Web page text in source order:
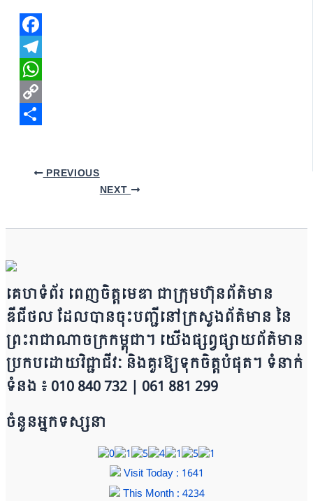
Facebook
Telegram
WhatsApp
Copy
PREVIOUS
NEXT
គេហទំព័រ ពេញចិត្តមេឌា ជា​ក្រុ​​​​​ម​​​ហ៊ុន​ព័ត៌មាន​
ឌីជីថល ដែ​លបា​ន​​ចុះបញ្ជីនៅក្រសួងព័ត៌មាន នៃ​​​​
ព្រះរាជាណាចក្រ​ក​ម្ពុជា។ យើ​ង​​​​​ផ្សព្វផ្សាយព័​ត៌​មា​​​​ន
ប្រក​ប​ដោ​​​​​​យ​វិជ្ជាជីវៈ និ​ងគួរ​ឱ្យ​ទុកចិត្ត​បំ​ផុត។ ទំនាក់
ទំនង ៖ 010 840 732 | 0​​​​​61 881 299
ចំនួនអ្នកទស្សនា
Visit Today : 1641
This Month : 4234